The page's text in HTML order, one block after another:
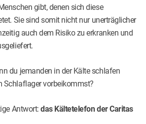
gibt, denen sich diese
Sie sind somit nicht nur unerträglicher
auch dem Risiko zu erkranken und
du jemanden in der Kälte schlafen
Schlaflager vorbeikommst?
Antwort:das Kältetelefon der Caritas